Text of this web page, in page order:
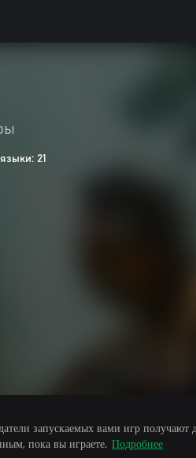
21
запускаемых вами игр
пока вы играете. Подробнее